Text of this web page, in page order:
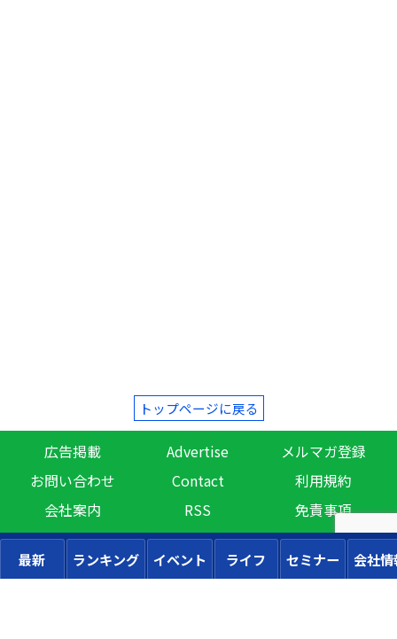
トップページに戻る
広告掲載 Advertise
メルマガ登録
お問い合わせ
Contact
利用規約
会社案内
RSS 免責事項
最新 ランキング イベント ライフ セミナー 会社